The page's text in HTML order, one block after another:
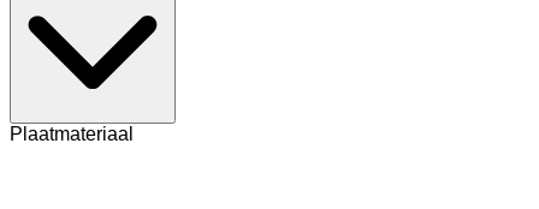
Plaatmateriaal